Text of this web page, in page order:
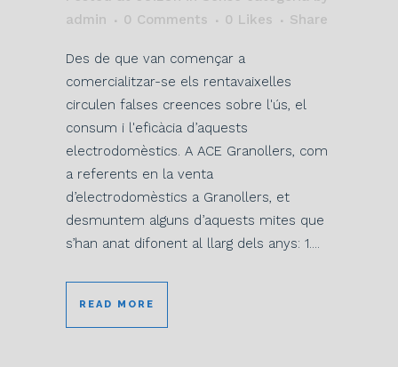
admin
0 Comments 0 Likes Share
Des de que van començar a
comercialitzar-se els rentavaixelles
circulen falses creences sobre l'ús, el
consum i l'eficàcia d’aquests
electrodomèstics. A ACE Granollers, com
a referents en la venta
d’electrodomèstics a Granollers, et
desmuntem alguns d’aquests mites que
s’han anat difonent al llarg dels anys: 1....
READ MORE